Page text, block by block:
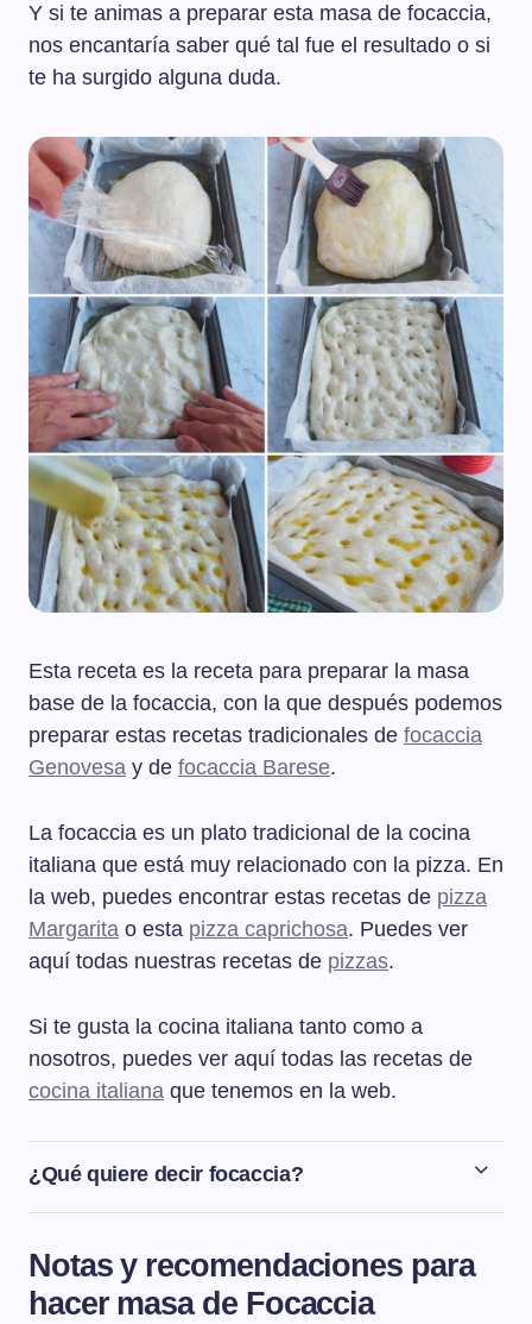
Y si te animas a preparar esta masa de focaccia,
nos encantaría saber qué tal fue el resultado o si
te ha surgido alguna duda.
Esta receta es la receta para preparar la masa
base de la focaccia, con la que después podemos
preparar estas recetas tradicionales de focaccia
Genovesa y de focaccia Barese.
La focaccia es un plato tradicional de la cocina
italiana que está muy relacionado con la pizza. En
la web, puedes encontrar estas recetas de pizza
Margarita o esta pizza caprichosa. Puedes ver
aquí todas nuestras recetas de pizzas.
Si te gusta la cocina italiana tanto como a
nosotros, puedes ver aquí todas las recetas de
cocina italiana que tenemos en la web.
¿Qué quiere decir focaccia?
La focaccia es una especie de pan plano de origen
puede tener hasta 3 cm de grosor. En italiano "focaccia"
significa "hogaza".
Notas y recomendaciones para
hacer masa de Focaccia